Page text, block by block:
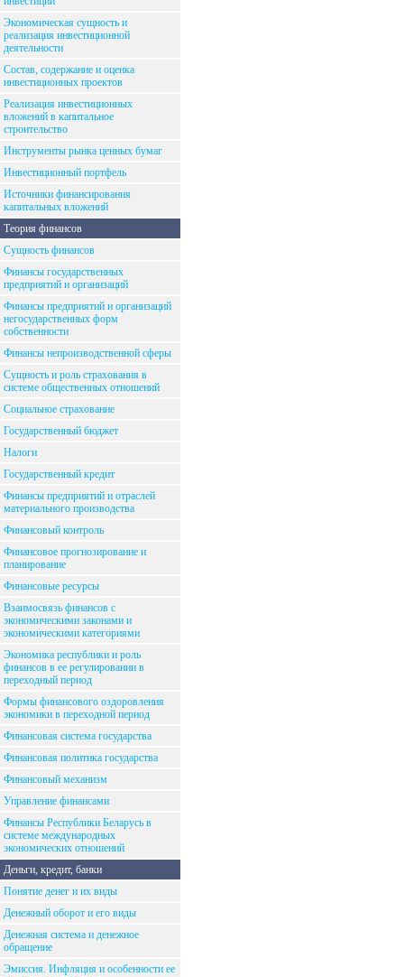
Экономическая сущность и
реализация инвестиционной
деятельности
Состав, содержание и оценка
инвестиционных проектов
Реализация инвестиционных
вложений в капитальное
строительство
Инструменты рынка ценных бумаг
Инвестиционный портфель
Источники финансирования
капитальных вложений
Теория финансов
Сущность финансов
Финансы государственных
предприятий и организаций
Финансы предприятий и организаций
негосударственных форм
собственности
Финансы непроизводственной сферы
Сущность и роль страхования в
системе общественных отношений
Социальное страхование
Государственный бюджет
Налоги
Государственный кредит
Финансы предприятий и отраслей
материального производства
Финансовый контроль
Финансовое прогнозирование и
планирование
Финансовые ресурсы
Взаимосвязь финансов с
экономическими законами и
экономическими категориями
Экономика республики и роль
финансов в ее регулировании в
переходный период
Формы финансового оздоровления
экономики в переходной период
Финансовая система государства
Финансовая политика государства
Финансовый механизм
Управление финансами
Финансы Республики Беларусь в
системе международных
экономических отношений
Деньги, кредит, банки
Понятие денег и их виды
Денежный оборот и его виды
Денежная система и денежное
обращение
Эмиссия. Инфляция и особенности ее